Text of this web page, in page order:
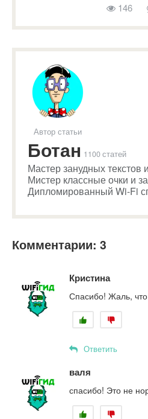
146
Автор статьи
Ботан 1100 статей
Мастер занудных текстов
Мистер классные очки и
Дипломированный Wi-Fi
Комментарии: 3
Кристина
Спасибо! Жаль,
Ответить
валя
спасибо! Это не